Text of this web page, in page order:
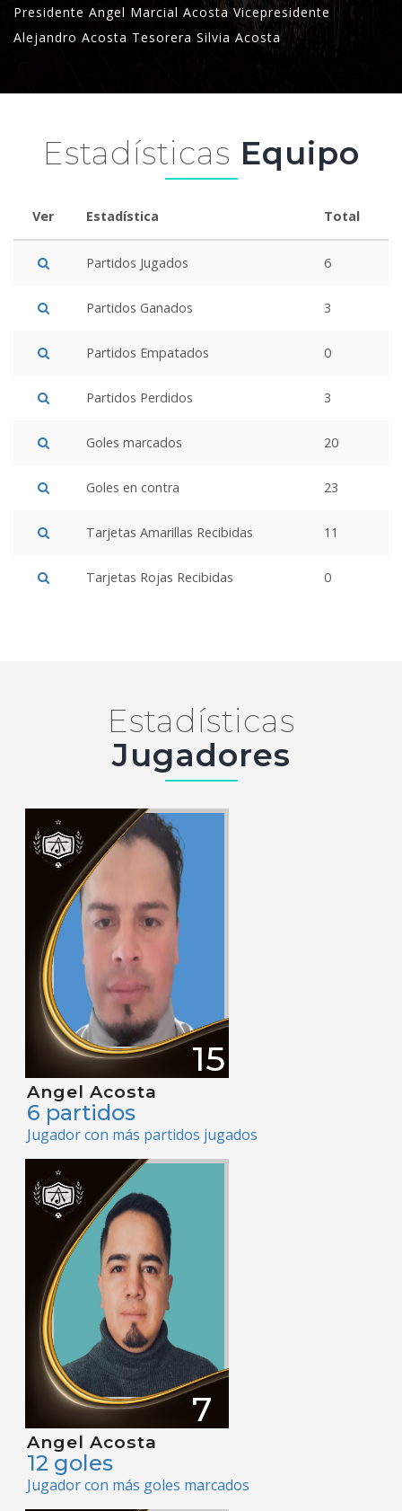
Presidente Angel Marcial Acosta Vicepresidente
Alejandro Acosta Tesorera Silvia Acosta
Estadísticas Equipo
Ver Estadística Total
Partidos Jugados 6
Partidos Ganados 3
Partidos Empatados 0
Partidos Perdidos 3
Goles marcados 20
Goles en contra 23
Tarjetas Amarillas Recibidas 11
Tarjetas Rojas Recibidas 0
Estadísticas
Jugadores
15
Angel Acosta
6 partidos
Jugador con más partidos jugados
7
Angel Acosta
12 goles
Jugador con más goles marcados